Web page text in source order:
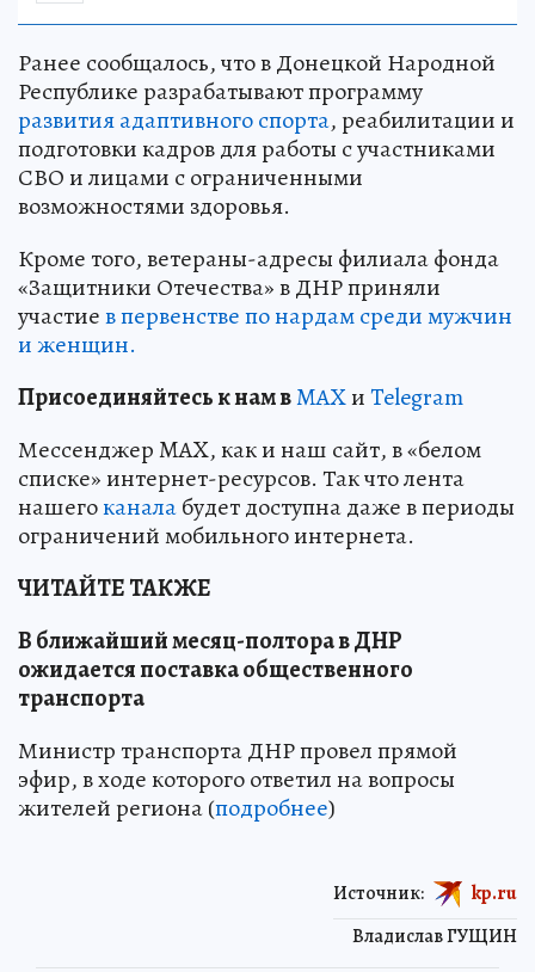
Ранее сообщалось, что в Донецкой Народной
Республике разрабатывают программу
развития адаптивного спорта, реабилитации и
подготовки кадров для работы с участниками
СВО и лицами с ограниченными
возможностями здоровья.
Кроме того, ветераны-адресы филиала фонда
«Защитники Отечества» в ДНР приняли
участиев первенстве по нардам среди мужчин
и женщин.
Присоединяйтесь к нам вMAXиTelegram
Мессенджер MAX, как и наш сайт, в «белом
списке» интернет-ресурсов. Так что лента
нашегоканалабудет доступна даже в периоды
ограничений мобильного интернета.
ЧИТАЙТЕ ТАКЖЕ
В ближайший месяц-полтора в ДНР
ожидается поставка общественного
транспорта
Министр транспорта ДНР провел прямой
эфир, в ходе которого ответил на вопросы
жителей региона (подробнее)
Владислав ГУЩИН
Источник: kp.ru